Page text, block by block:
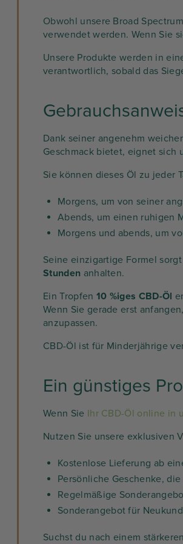
Obwohl unsere Broad
verwendet werden. Wenn Sie
Unsere Produkte werden in
verantwortlich, sobald das
Dank seiner angenehm
Geschmack bietet, eignet sich
Sie können dieses Öl zu jeder
Morgens, um von seiner
Abends, um einen ruhigen
Morgens und abends, um
Seine einzigartige Formel
Stunden anhalten.
Ein Tropfen 10 %iges CBD-Öl
Wenn Sie gerade erst
anzupassen.
CBD-Öl ist für Minderjährige
Ein günstiges
Wenn Sie Ihr CBD-Öl online in
Nutzen Sie unsere exklusiven
Kostenlose Lieferung ab
Persönliche Geschenke,
Regelmäßige
Sonderangebot für
Suchst du nach einem